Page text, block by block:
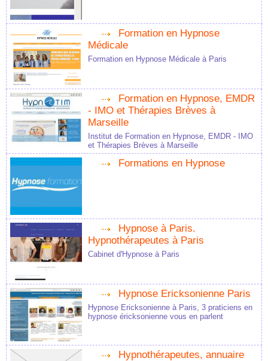
Formation en Hypnose
Médicale
Formation en Hypnose Médicale à Paris
Formation en Hypnose, EMDR
- IMO et Thérapies Brèves à
Marseille
Institut de Formation en Hypnose, EMDR - IMO
et Thérapies Brèves à Marseille
Formations en Hypnose
Hypnose à Paris.
Hypnothérapeutes à Paris
Cabinet d'Hypnose à Paris
Hypnose Ericksonienne Paris
Hypnose Ericksonienne à Paris, 3 praticiens en
hypnose éricksonienne vous en parlent
Hypnothérapeutes, annuaire